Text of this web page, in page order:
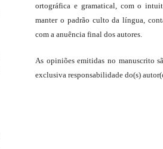
ortográfica e gramatical, com o
manter o padrão culto da língua,
com a anuência final dos autores.
As opiniões emitidas no manuscrito
exclusiva responsabilidade do(s)